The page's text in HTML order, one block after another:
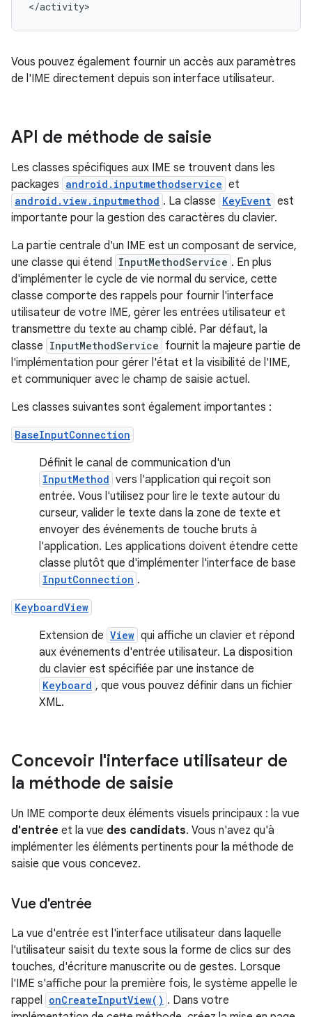
</activity>
Vous pouvez également fournir un accès aux paramètres
de l'IME directement depuis son interface utilisateur.
API de méthode de saisie
Les classes spécifiques aux IME se trouvent dans les
packages android.inputmethodservice et
android.view.inputmethod . La classe KeyEvent est
importante pour la gestion des caractères du clavier.
La partie centrale d'un IME est un composant de service,
une classe qui étend
InputMethodService . En plus
d'implémenter le cycle de vie normal du service, cette
classe comporte des rappels pour fournir l'interface
utilisateur de votre IME, gérer les entrées utilisateur et
transmettre du texte au champ ciblé. Par défaut, la
classe InputMethodService fournit la majeure partie de
l'implémentation pour gérer l'état et la visibilité de l'IME,
et communiquer avec le champ de saisie actuel.
Les classes suivantes sont également importantes :
BaseInputConnection
Définit le canal de communication d'un
InputMethod vers l'application qui reçoit son
entrée. Vous l'utilisez pour lire le texte autour du
curseur, valider le texte dans la zone de texte et
envoyer des événements de touche bruts à
l'application. Les applications doivent étendre cette
classe plutôt que d'implémenter l'interface de base
InputConnection .
KeyboardView
Extension de View qui affiche un clavier et répond
aux événements d'entrée utilisateur. La disposition
du clavier est spécifiée par une instance de
Keyboard , que vous pouvez définir dans un fichier
XML.
Concevoir l'interface utilisateur de
la méthode de saisie
Un IME comporte deux éléments visuels principaux : la vue
d'entrée et la vue des candidats. Vous n'avez qu'à
implémenter les éléments pertinents pour la méthode de
saisie que vous concevez.
Vue d'entrée
La vue d'entrée est l'interface utilisateur dans laquelle
l'utilisateur saisit du texte sous la forme de clics sur des
touches, d'écriture manuscrite ou de gestes. Lorsque
l'IME s'affiche pour la première fois, le système appelle le
rappel
onCreateInputView() . Dans votre